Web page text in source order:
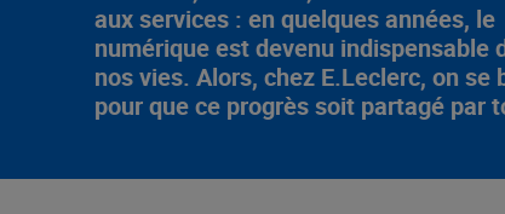
aux services : en quelques années, le
numérique est devenu indispensable
nos vies. Alors, chez E.Leclerc, on se
pour que ce progrès soit partagé par